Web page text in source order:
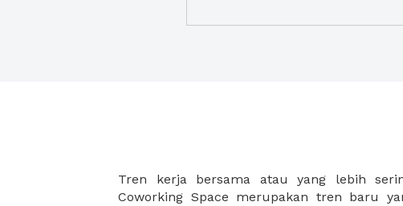
Tren kerja bersama atau yang lebih
Coworking Space merupakan tren baru
strategis, yang tersebar di berbagai kota di
membantu para wirausaha muda bekerja